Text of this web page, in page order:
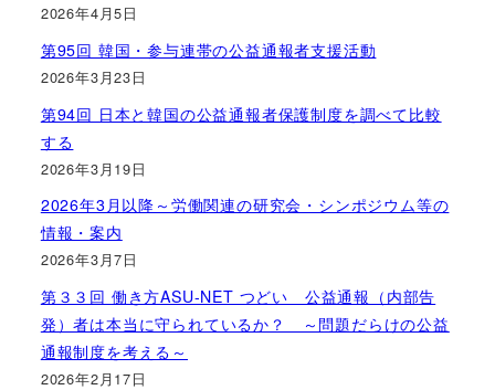
2026年4月5日
第95回 韓国・参与連帯の公益通報者支援活動
2026年3月23日
第94回 日本と韓国の公益通報者保護制度を調べて比較
する
2026年3月19日
2026年3月以降～労働関連の研究会・シンポジウム等の
情報・案内
2026年3月7日
第３３回 働き方ASU-NET つどい 公益通報（内部告
発）者は本当に守られているか？ ～問題だらけの公益
通報制度を考える～
2026年2月17日